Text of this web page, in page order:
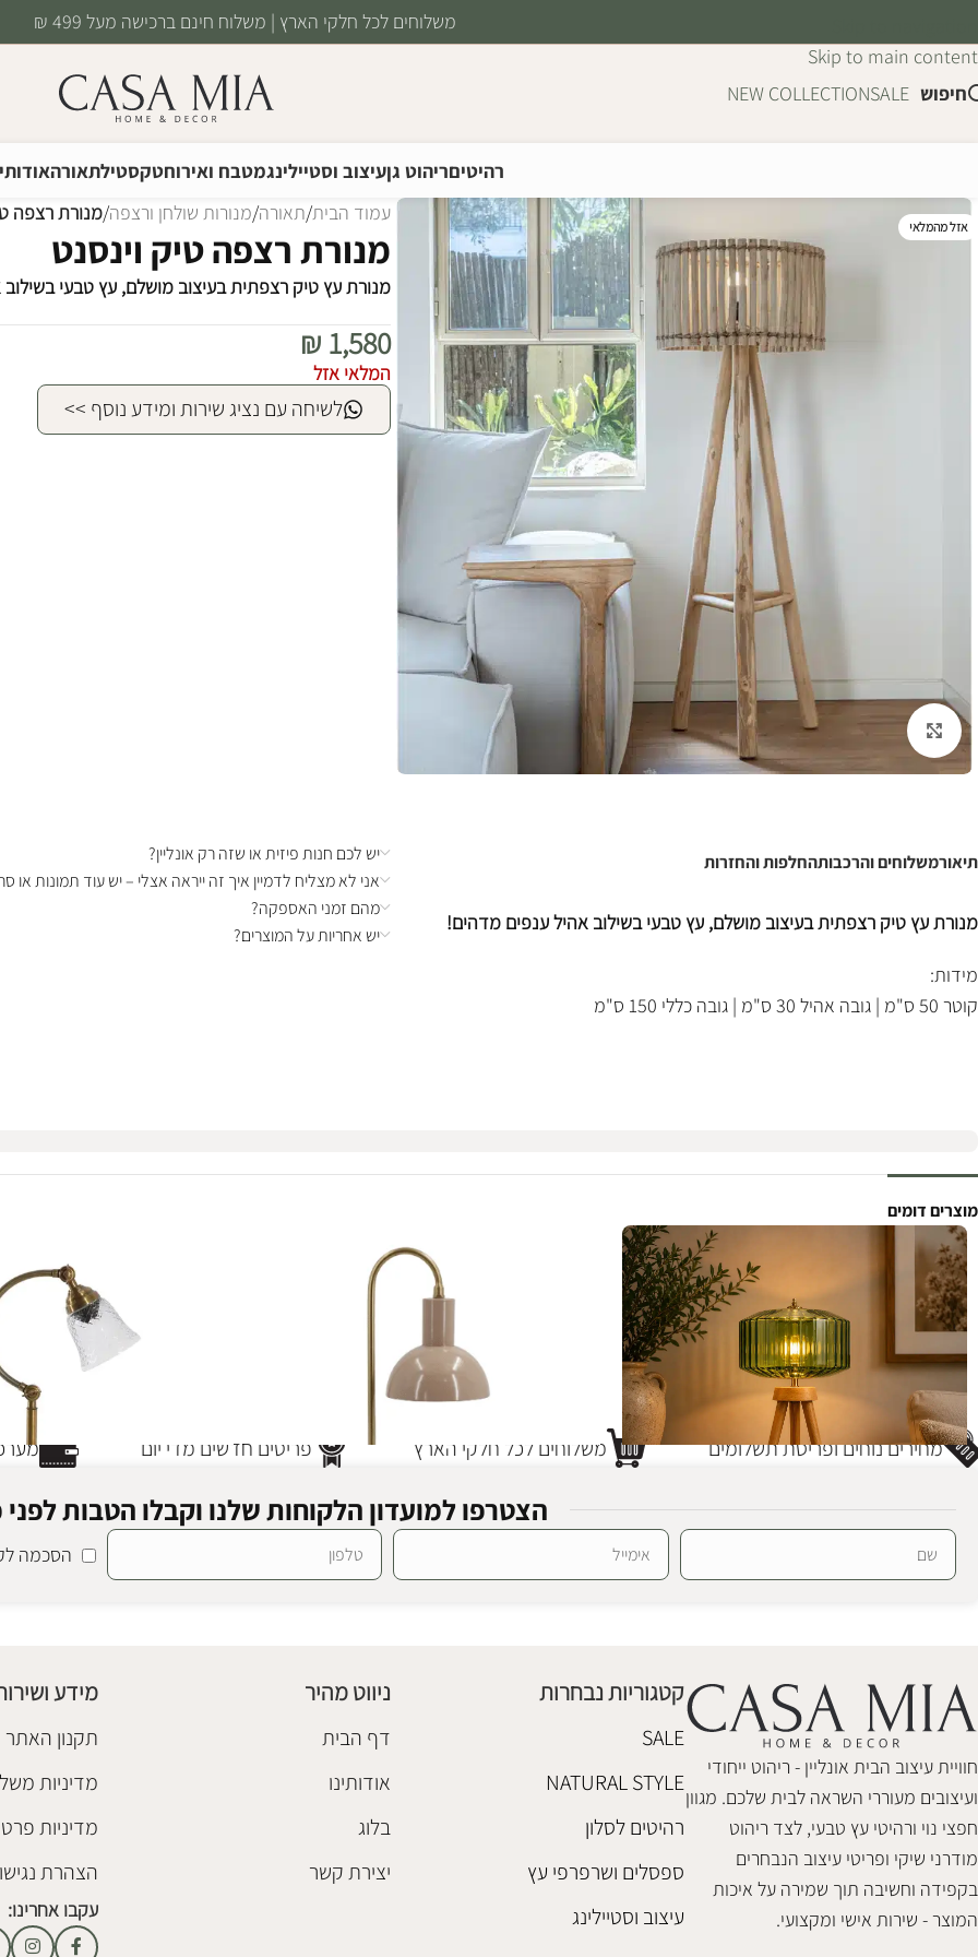
Skip to main content
משלוחים לכל חלקי הארץ | משלוח חינם ברכישה מעל 499 ₪
חיפוש SALE
NEW COLLECTION
רהיטיםריהוט גןעיצוב וסטיילינגמטבח ואירוחטקסטילתאורה
אזל מהמלאי
לחצו להגדלה
עמוד הבית/תאורה/מנורות שולחן ורצפה/מנורת רצפה
מנורת רצפה טיק וינסנט
מנורת עץ טיק רצפתית בעיצוב מושלם, עץ טבעי
₪ 1,580
המלאי אזל
לשיחה עם נציג שירות ומידע נוסף >>
תיאורמשלוחים והרכבותהחלפות והחזרות
מנורת עץ טיק רצפתית בעיצוב מושלם, עץ טבעי בשילוב אהיל ענפים מדהים!
מידות:
קוטר 50 ס"מ | גובה אהיל 30 ס"מ | גובה כללי 150 ס"מ
יש לכם חנות פיזית או שזה רק אונליין?
אני לא מצליח לדמיין איך זה ייראה אצלי – יש עוד תמונות או
מהם זמני האספקה?
יש אחריות על המוצרים?
מוצרים דומים
מנורת שולחן ביאנקה
הוספה לסל ₪298
180
מנורת שולחן פליז לוסיה
פריטים חדשים מדי יום משלוחים לכל חלקי הארץ מחירים נוחים ופריסת תשלומים
הצטרפו למועדון הלקוחות שלנו וקבלו הטבות
הסכמה
חוויית עיצוב הבית אונליין - ריהוט ייחודי
ועיצובים מעוררי השראה לבית שלכם. מגוון
חפצי נוי ורהיטי עץ טבעי, לצד ריהוט
מודרני שיקי ופריטי עיצוב הנבחרים
בקפידה וחשיבה תוך שמירה על איכות
המוצר - שירות אישי ומקצועי.
קטגוריות נבחרות
SALE
NATURAL STYLE
רהיטים לסלון
ספסלים ושרפרפי עץ
עיצוב וסטיילינג
ניווט מהיר
דף הבית
אודותינו
בלוג
יצירת קשר
מידע
תקנון האתר
מדיניות
מדיניות
הצהרת
עקבו אחרינו: